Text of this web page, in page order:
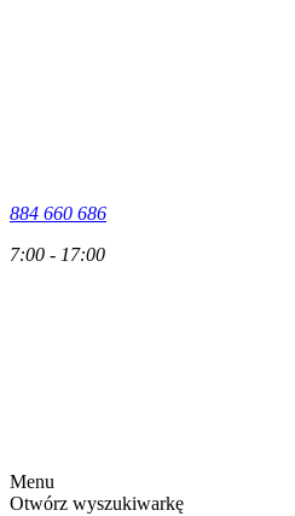
884 660 686
7:00 - 17:00
Menu
Otwórz wyszukiwarkę